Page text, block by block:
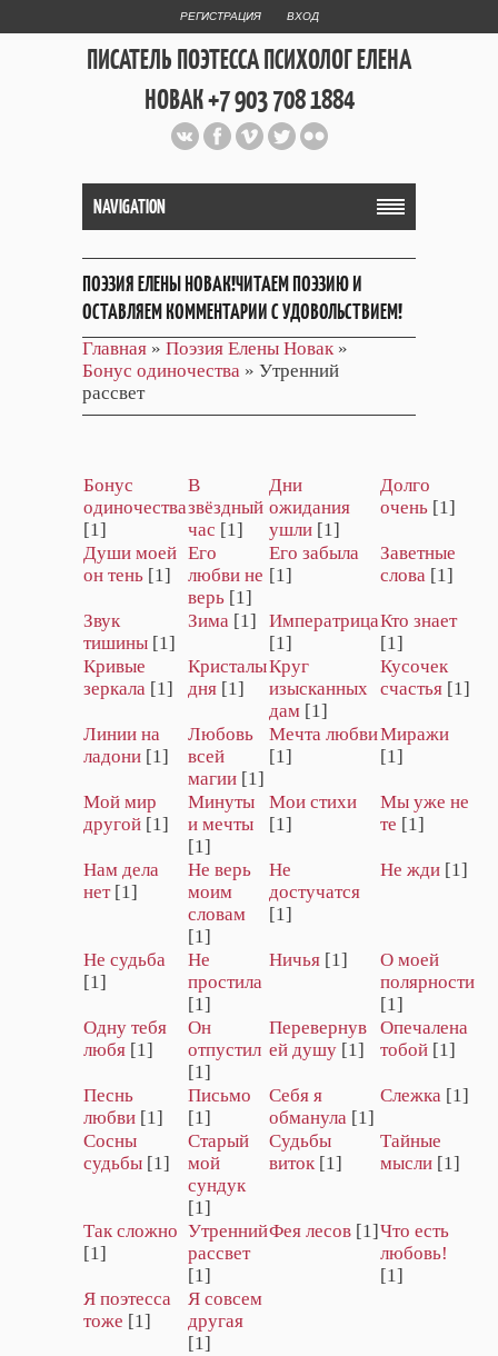
РЕГИСТРАЦИЯ ВХОД
ПИСАТЕЛЬ ПОЭТЕССА ПСИХОЛОГ ЕЛЕНА
НОВАК +7 903 708 1884
Официальный сайт репетитора
и Web Дизайнера Елены Новак
NAVIGATION
ПОЭЗИЯ ЕЛЕНЫ НОВАК!ЧИТАЕМ ПОЭЗИЮ И
ОСТАВЛЯЕМ КОММЕНТАРИИ С УДОВОЛЬСТВИЕМ!
Главная » Поэзия Елены Новак»
Бонус одиночества » Утренний
рассвет
Бонус
одиночества
[1]
В
звёздный
час [1]
Дни
ожидания
ушли [1]
Долго
очень [1]
Души моей
он тень [1]
Его
любви не
верь [1]
Его забыла
[1]
Заветные
слова [1]
Звук
тишины [1]
Зима [1]
Императрица
[1]
Кто знает
[1]
Кривые
зеркала [1]
Кристалы
дня [1]
Круг
изысканных
дам [1]
Кусочек
счастья [1]
Линии на
ладони [1]
Любовь
всей
магии [1]
Мечта любви
[1]
Миражи
[1]
Мой мир
другой [1]
Минуты
и мечты
[1]
Мои стихи
[1]
Мы уже не
те [1]
Нам дела
нет [1]
Не верь
моим
словам
[1]
Не
достучатся
[1]
Не жди [1]
Не судьба
[1]
Не
простила
[1]
Ничья [1]
О моей
полярности
[1]
Одну тебя
любя [1]
Он
отпустил
[1]
Перевернув
ей душу [1]
Опечалена
тобой [1]
Песнь
любви [1]
Письмо
[1]
Себя я
обманула [1]
Слежка [1]
Сосны
судьбы [1]
Старый
мой
сундук
[1]
Судьбы
виток [1]
Тайные
мысли [1]
Так сложно
[1]
Утренний
рассвет
[1]
Фея лесов [1] Что есть
любовь!
[1]
Я поэтесса
тоже [1]
Я совсем
другая
[1]